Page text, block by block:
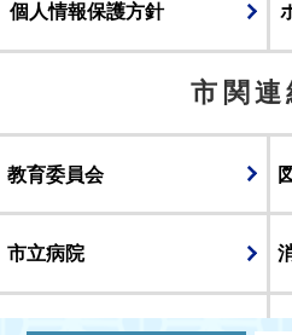
個人情報保護方針
市関連
教育委員会
市立病院